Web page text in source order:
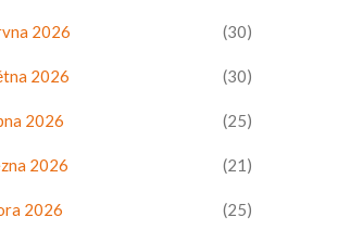
2026 (30)
2026 (30)
2026 (25)
2026 (21)
2026 (25)